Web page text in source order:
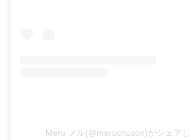
Meru メル(@meruchuson)がシェア